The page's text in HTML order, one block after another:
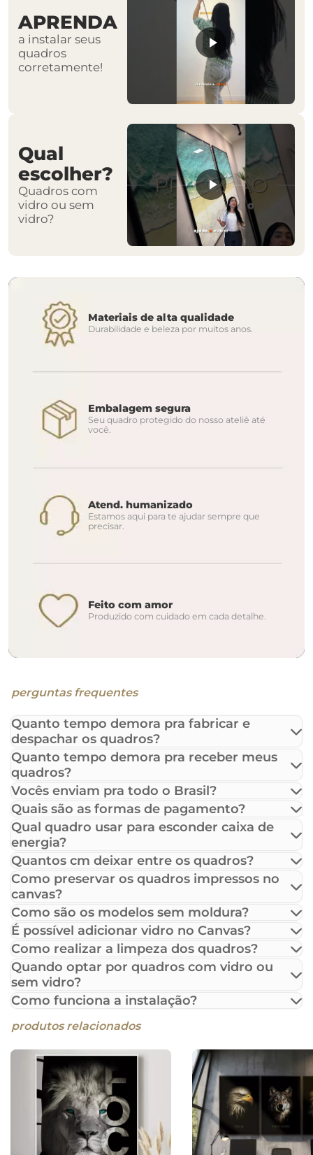
APRENDA
a instalar seus
quadros
corretamente!
Qual
escolher?
Quadros com
vidro ou sem
vidro?
Materiais de alta qualidade
Durabilidade e beleza por muitos anos.
Embalagem segura
Seu quadro protegido do nosso ateliê até
você.
Atend. humanizado
Estamos aqui para te ajudar sempre que
precisar.
Feito com amor
Produzido com cuidado em cada detalhe.
perguntas frequentes
Quanto tempo demora pra fabricar e
despachar os quadros?
Quanto tempo demora pra receber meus
quadros?
Vocês enviam pra todo o Brasil?
Quais são as formas de pagamento?
Qual quadro usar para esconder caixa de
energia?
Quantos cm deixar entre os quadros?
Como preservar os quadros impressos no
canvas?
Como são os modelos sem moldura?
É possível adicionar vidro no Canvas?
Como realizar a limpeza dos quadros?
Quando optar por quadros com vidro ou
sem vidro?
Como funciona a instalação?
produtos relacionados